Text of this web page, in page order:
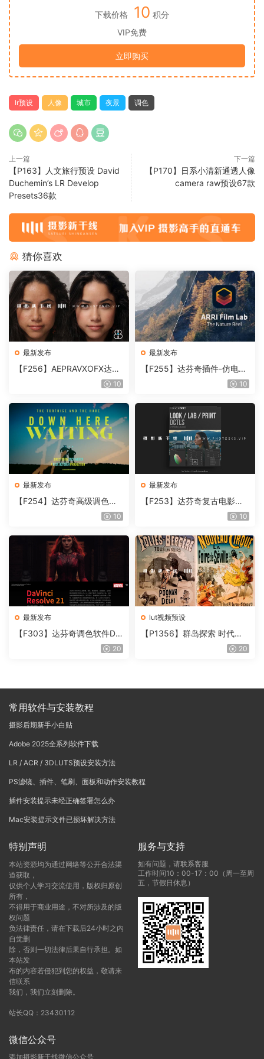
下载价格 10 积分
VIP免费
立即购买
lr预设 人像 城市 夜景 调色
上一篇
【P163】人文旅行预设 David
Duchemin’s LR Develop
Presets36款
下一篇
【P170】日系小清新通透人像
camera raw预设67款
猜你喜欢
最新发布
【F256】AEPRAVXOFX达芬
奇视频人像磨皮润肤美颜插件
10
最新发布
【F255】达芬奇插件-仿电影
胶片视频调色插件 ARRI Film
10
最新发布
【F254】达芬奇高级调色插
件 Contour V2.2.2 WinMac10
最新发布
【F253】达芬奇复古电影胶
片质感DCTL节点调色预设 M
T V4.0
10
最新发布
【F303】达芬奇调色软件Da
Vinci Resolve Studio21.0.320
lut视频预设
【P1356】群岛探索 时代马
戏团 – QUEST 60 调色预设A
20
常用软件与安装教程
摄影后期新手小白贴
Adobe 2025全系列软件下载
LR / ACR / 3DLUTS预设安装方法
PS滤镜、插件、笔刷、面板和动作安装教程
插件安装提示未经正确签署怎么办
Mac安装提示文件已损坏解决方法
特别声明
本站资源均为通过网络等公开合法渠
道获取，
仅供个人学习交流使用，版权归原创
所有，
不得用于商业用途，不对所涉及的版
权问题
负法律责任，请在下载后24小时之内
自觉删
除，否则一切法律后果自行承担。如
本站发
布的内容若侵犯到您的权益，敬请来
信联系
我们，我们立刻删除。
站长QQ：23430112
服务与支持
如有问题，请联系客服
工作时间10：00-17：00（周一至周
五，节假日休息）
微信公众号
添加摄影新干线微信公众号